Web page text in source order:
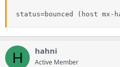
status=bounced (host mx-
H hahni
Active Member